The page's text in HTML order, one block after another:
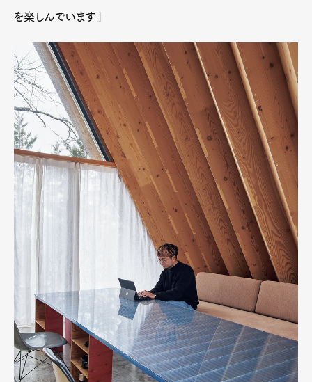
Art&Design WatchFashion
GourmetCars
CultureLifestyle
Pen Membership
Magazine
Official Columnist
About
Contact
を楽しんでいます」